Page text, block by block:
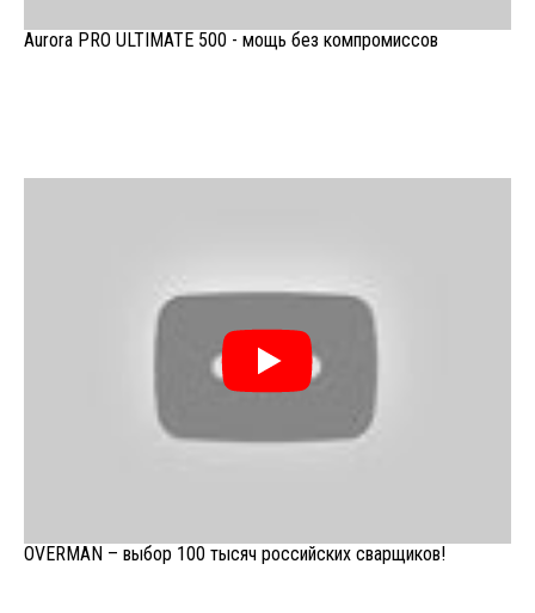
Aurora PRO ULTIMATE 500 - мощь без компромиссов
OVERMAN – выбор 100 тысяч российских сварщиков!